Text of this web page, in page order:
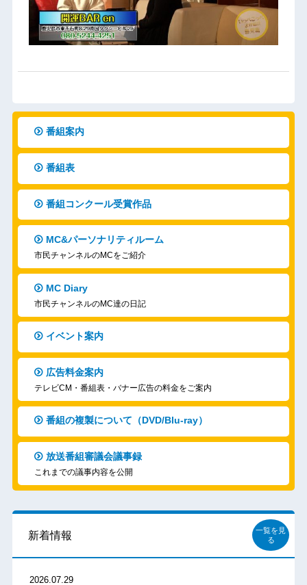
番組案内
番組表
番組コンクール受賞作品
MC&パーソナリティルーム
市民チャンネルのMCをご紹介
MC Diary
市民チャンネルのMC達の日記
イベント案内
広告料金案内
テレビCM・番組表・バナー広告の料金をご案内
番組の複製について（DVD/Blu-ray）
放送番組審議会議事録
これまでの議事内容を公開
新着情報
一覧を見
る
2026.07.29